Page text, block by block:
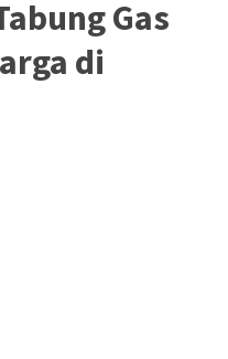
Gas
di